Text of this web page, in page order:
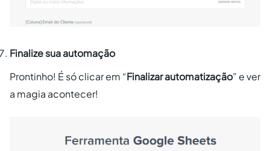
Finalize sua automação
Prontinho! É só clicar em “Finalizar automatização” e ver
a magia acontecer!